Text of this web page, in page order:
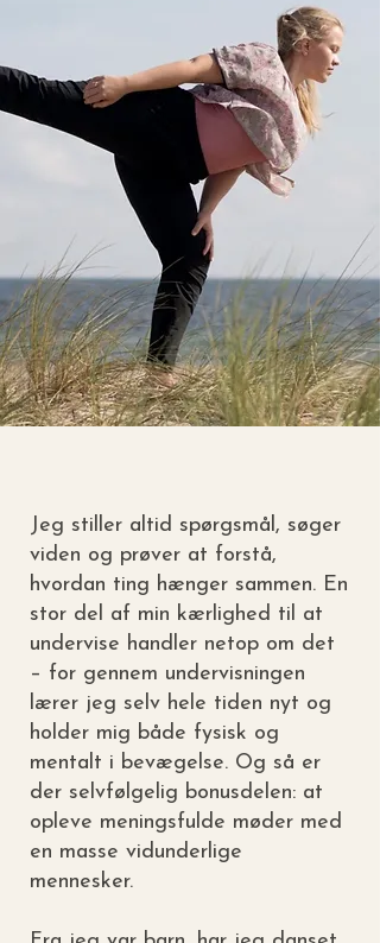
Jeg stiller altid spørgsmål, søger
viden og prøver at forstå,
hvordan ting hænger sammen. En
stor del af min kærlighed til at
undervise handler netop om det
– for gennem undervisningen
lærer jeg selv hele tiden nyt og
holder mig både fysisk og
mentalt i bevægelse. Og så er
der selvfølgelig bonusdelen: at
opleve meningsfulde møder med
en masse vidunderlige
mennesker.